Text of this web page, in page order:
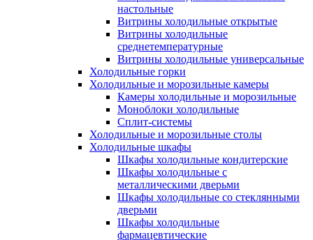
настольные
Витрины холодильные открытые
Витрины холодильные
среднетемпературные
Витрины холодильные универсальные
Холодильные горки
Холодильные и морозильные камеры
Камеры холодильные и морозильные
Моноблоки холодильные
Сплит-системы
Холодильные и морозильные столы
Холодильные шкафы
Шкафы холодильные кондитерские
Шкафы холодильные с
металлическими дверьми
Шкафы холодильные со стеклянными
дверьми
Шкафы холодильные
фармацевтические